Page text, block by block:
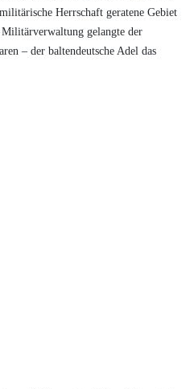
Herrschaft geratene Gebiet
Militärverwaltung gelangte der
– der baltendeutsche Adel das